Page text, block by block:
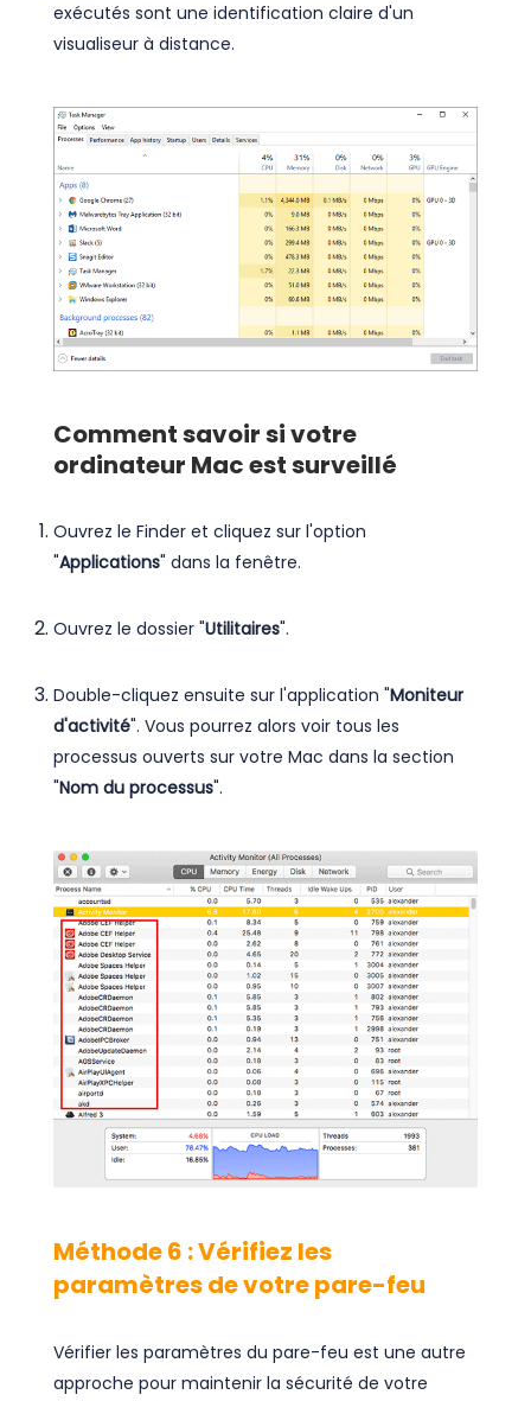
exécutés sont une identification claire d'un
visualiseur à distance.
Comment savoir si votre
ordinateur Mac est surveillé
Ouvrez le Finder et cliquez sur l'option
"Applications" dans la fenêtre.
Ouvrez le dossier "Utilitaires".
Double-cliquez ensuite sur l'application "Moniteur
d'activité". Vous pourrez alors voir tous les
processus ouverts sur votre Mac dans la section
"Nom du processus".
Méthode 6 : Vérifiez les
paramètres de votre pare-feu
Vérifier les paramètres du pare-feu est une autre
approche pour maintenir la sécurité de votre